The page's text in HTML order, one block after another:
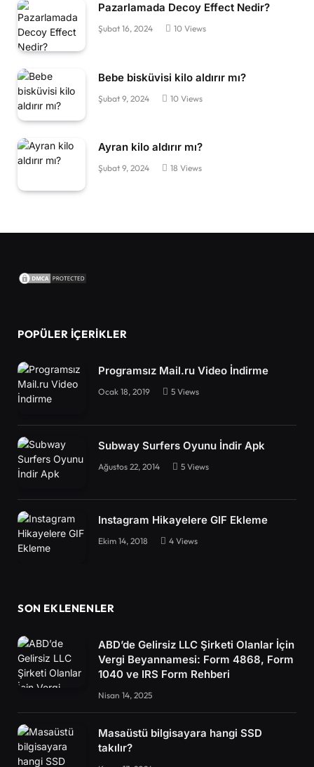
Pazarlamada Decoy Effect Nedir?
Şubat 16, 2024 10 Views
Bebe bisküvisi kilo aldırır mı?
Şubat 9, 2024 10 Views
Ayran kilo aldırır mı?
Şubat 9, 2024 18 Views
POPÜLER İÇERIKLER
Programsız Mail.ru Video İndirme
Ocak 18, 2019 5 Views
Subway Surfers Oyunu İndir Apk
Ağustos 22, 2014 5 Views
Instagram Hikayelere GIF Ekleme
Ekim 14, 2018 4 Views
SON EKLENENLER
ABD’de Gelirsiz LLC Şirketi Olanlar İçin
Vergi Beyannamesi: Form 4868, Form
1040 ve IRS Form Rehberi
Nisan 14, 2025
Masaüstü bilgisayara hangi SSD
takılır?